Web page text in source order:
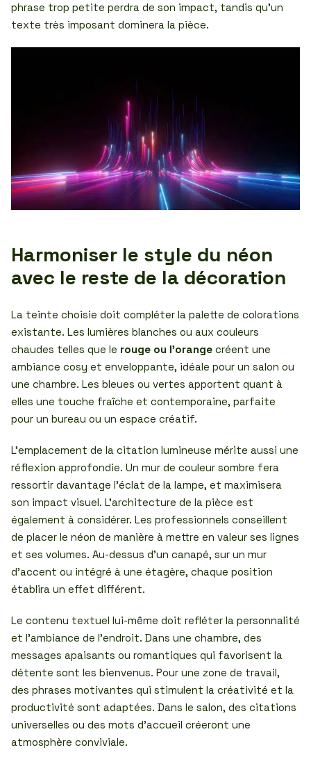
phrase trop petite perdra de son impact, tandis qu’un
texte très imposant dominera la pièce.
Harmoniser le style du néon
avec le reste de la décoration
La teinte choisie doit compléter la palette de colorations
existante. Les lumières blanches ou aux couleurs
chaudes telles que le rouge ou l’orange créent une
ambiance cosy et enveloppante, idéale pour un salon ou
une chambre. Les bleues ou vertes apportent quant à
elles une touche fraîche et contemporaine, parfaite
pour un bureau ou un espace créatif.
L’emplacement de la citation lumineuse mérite aussi une
réflexion approfondie. Un mur de couleur sombre fera
ressortir davantage l’éclat de la lampe, et maximisera
son impact visuel. L’architecture de la pièce est
également à considérer. Les professionnels conseillent
de placer le néon de manière à mettre en valeur ses lignes
et ses volumes. Au-dessus d’un canapé, sur un mur
d’accent ou intégré à une étagère, chaque position
établira un effet différent.
Le contenu textuel lui-même doit refléter la personnalité
et l’ambiance de l’endroit. Dans une chambre, des
messages apaisants ou romantiques qui favorisent la
détente sont les bienvenus. Pour une zone de travail,
des phrases motivantes qui stimulent la créativité et la
productivité sont adaptées. Dans le salon, des citations
universelles ou des mots d’accueil créeront une
atmosphère conviviale.